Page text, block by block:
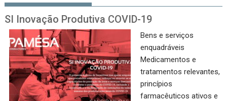
SI Inovação Produtiva COVID-19
Bens e serviços
enquadráveis
Medicamentos e
tratamentos relevantes,
princípios
farmacêuticos ativos e